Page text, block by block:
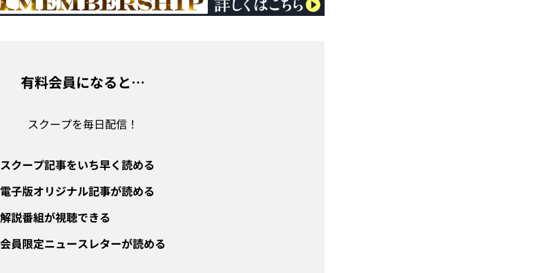
有料会員になると…
スクープを毎日配信！
スクープ記事をいち早く読める
電子版オリジナル記事が読める
解説番組が視聴できる
会員限定ニュースレターが読める